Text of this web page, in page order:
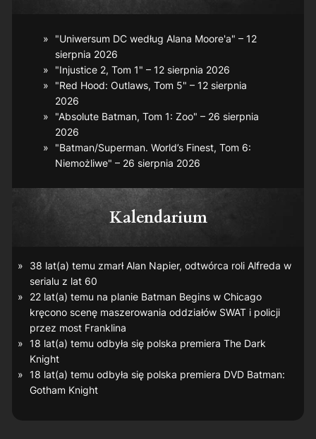
"Uniwersum DC według Alana Moore'a" – 12
sierpnia 2026
"Injustice 2, Tom 1" – 12 sierpnia 2026
"Red Hood: Outlaws, Tom 5" – 12 sierpnia
2026
"Absolute Batman, Tom 1: Zoo" – 26 sierpnia
2026
"Batman/Superman. World’s Finest, Tom 6:
Niemożliwe" – 26 sierpnia 2026
Kalendarium
38 lat(a) temu zmarł Alan Napier, odtwórca roli Alfreda w
serialu z lat 60
22 lat(a) temu na planie Batman Beginsw Chicago
kręcono scenę maszerowania oddziałów SWAT i policji
przez most Franklina
18 lat(a) temu odbyła się polska premiera The Dark
Knight
18 lat(a) temu odbyła się polska premiera DVD Batman:
Gotham Knight